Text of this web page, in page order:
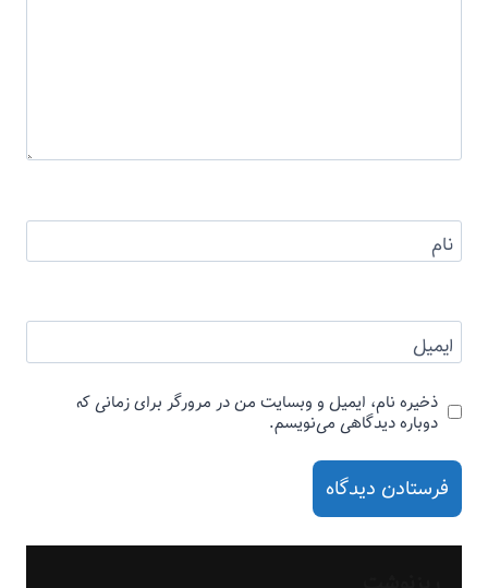
نام
ایمیل
ذخیره نام، ایمیل و وبسایت من در مرورگر برای زمانی که
دوباره دیدگاهی می‌نویسم.